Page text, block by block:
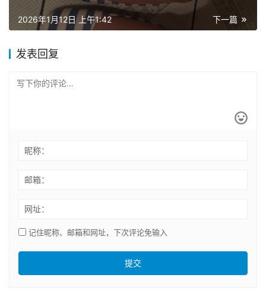
下一篇
2026年1月12日 上午1:42
发表回复
昵称：
邮箱：
网址：
记住昵称、邮箱和网址，下次评论免输入
提交